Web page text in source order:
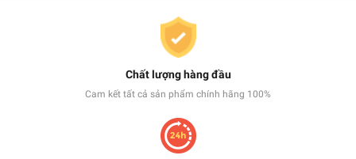
Chất lượng hàng đầu
Cam kết tất cả sản phẩm chính hãng 100%